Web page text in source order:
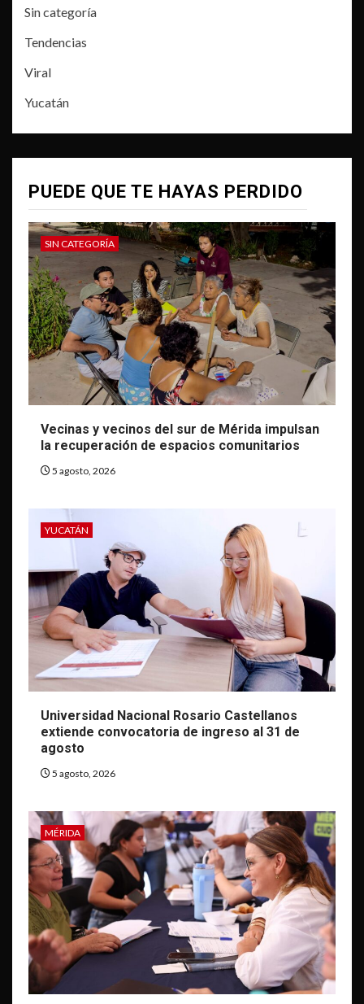
Sin categoría
Tendencias
Viral
Yucatán
PUEDE QUE TE HAYAS PERDIDO
SIN CATEGORÍA
Vecinas y vecinos del sur de Mérida impulsan
la recuperación de espacios comunitarios
5 agosto, 2026
YUCATÁN
Universidad Nacional Rosario Castellanos
extiende convocatoria de ingreso al 31 de
agosto
5 agosto, 2026
MÉRIDA